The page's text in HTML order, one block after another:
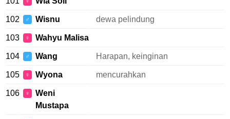
102 ♂ Wisnu dewa pelindung
103 ♀ Wahyu Malisa
104 ♂ Wang Harapan, keinginan
105 ♀ Wyona mencurahkan
106 ♀
Weni
Mustapa